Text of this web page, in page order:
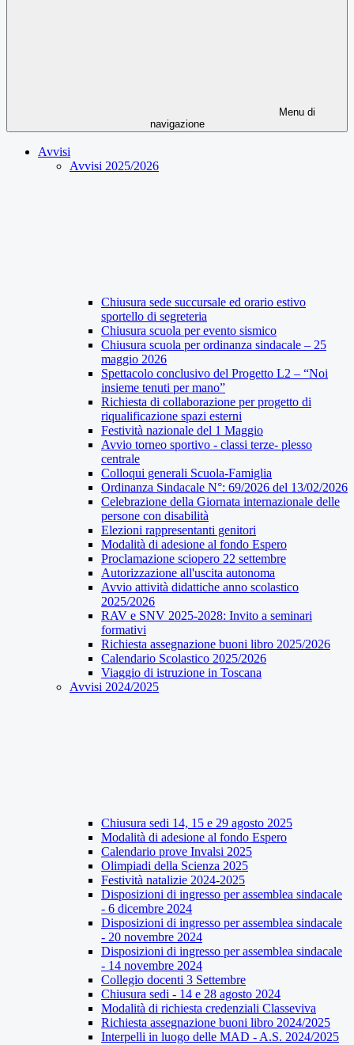
Menu di
navigazione
Avvisi
Avvisi 2025/2026
Chiusura sede succursale ed orario estivo
sportello di segreteria
Chiusura scuola per evento sismico
Chiusura scuola per ordinanza sindacale – 25
maggio 2026
Spettacolo conclusivo del Progetto L2 – “Noi
insieme tenuti per mano”
Richiesta di collaborazione per progetto di
riqualificazione spazi esterni
Festività nazionale del 1 Maggio
Avvio torneo sportivo - classi terze- plesso
centrale
Colloqui generali Scuola-Famiglia
Ordinanza Sindacale N°: 69/2026 del 13/02/2026
Celebrazione della Giornata internazionale delle
persone con disabilità
Elezioni rappresentanti genitori
Modalità di adesione al fondo Espero
Proclamazione sciopero 22 settembre
Autorizzazione all'uscita autonoma
Avvio attività didattiche anno scolastico
2025/2026
RAV e SNV 2025-2028: Invito a seminari
formativi
Richiesta assegnazione buoni libro 2025/2026
Calendario Scolastico 2025/2026
Viaggio di istruzione in Toscana
Avvisi 2024/2025
Chiusura sedi 14, 15 e 29 agosto 2025
Modalità di adesione al fondo Espero
Calendario prove Invalsi 2025
Olimpiadi della Scienza 2025
Festività natalizie 2024-2025
Disposizioni di ingresso per assemblea sindacale
- 6 dicembre 2024
Disposizioni di ingresso per assemblea sindacale
- 20 novembre 2024
Disposizioni di ingresso per assemblea sindacale
- 14 novembre 2024
Collegio docenti 3 Settembre
Chiusura sedi - 14 e 28 agosto 2024
Modalità di richiesta credenziali Classeviva
Richiesta assegnazione buoni libro 2024/2025
Interpelli in luogo delle MAD - A.S. 2024/2025